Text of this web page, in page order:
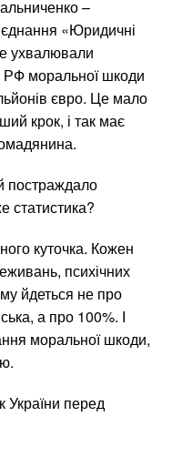
–
«Юридичні
ухвалювали
РФ моральної шкоди
євро. Це мало
крок, і так має
постраждало
статистика?
куточка. Кожен
психічних
йдеться не про
а про 100%. І
моральної шкоди,
України перед